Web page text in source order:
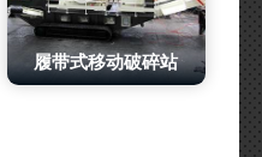
履带式移动破碎站